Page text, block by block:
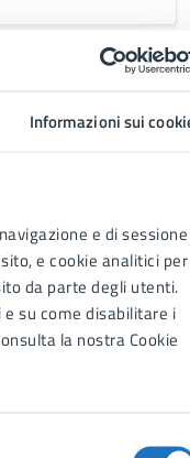
Informazioni sui
e di sessione
e cookie analitici per
da parte degli utenti.
su come disabilitare i
la nostra Cookie